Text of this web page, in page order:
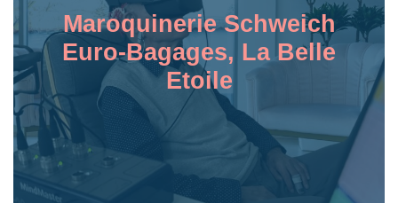
Maroquinerie Schweich
Euro-Bagages, La Belle
Etoile